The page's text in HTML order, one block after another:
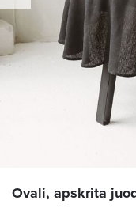
Ovali, apskrita